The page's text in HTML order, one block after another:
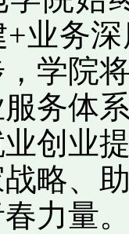
业务
学院
务体
创业
略、
力量